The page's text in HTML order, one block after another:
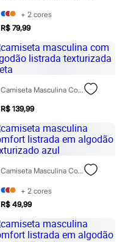
+ 2 cores
R$ 79,99
Camiseta Masculina Com Algodão Listrada Texturizada Preta
R$ 139,99
Camiseta Masculina Comfort Listrada Em Algodão Texturizado Azul
+ 2 cores
R$ 49,99